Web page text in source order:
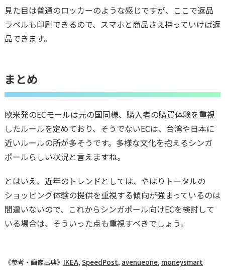
見た目は普通のロッカーのような感じですが、ここで返品
ラベルも印刷できるので、スマホと商品さえ持っていけば返
品できます。
まとめ
欧米発のECモールは元の国同様、購入者の購買体験を重視
したルールを定めており、そうでないECは、台湾や日本に
近いルールの所が多そうです。多様な文化を抱えるシンガ
ポールらしい状況と言えますね。
とはいえ、近年のトレンドとしては、やはりトータルの
ショッピング体験の提供を重視する傾向が強まっているのは
間違いないので、これからシンガポール向けECを検討して
いる場合は、そういった点も重視すべきでしょう。
《参考・画像出典》 IKEA, SpeedPost, avenueone, moneysmart